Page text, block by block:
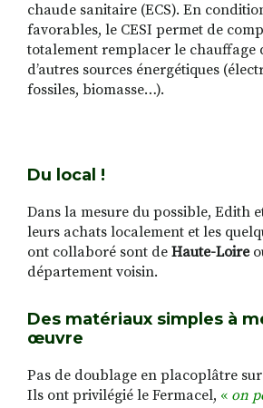
chaude sanitaire (ECS). En
favorables, le CESI permet de
totalement remplacer le chauffage
d’autres sources énergétiques
fossiles, biomasse…).
Du local !
Dans la mesure du possible, Edith
leurs achats localement et les
ont collaboré sont de Haute-Loire
département voisin.
Des matériaux simples à
œuvre
Pas de doublage en placoplâtre
Ils ont privilégié le Fermacel, « on